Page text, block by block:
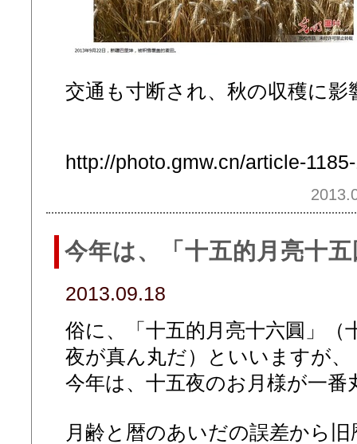
交通も寸断され、秋の収穫に
http://photo.gmw.cn/article-
今年は、「十五的月亮十
2013.09.18
俗に、「十五的月亮十六圓」（
夜が真ん丸だ）といいますが、
今年は、十五夜のお月様が一番
月齢と暦のあいだの誤差から